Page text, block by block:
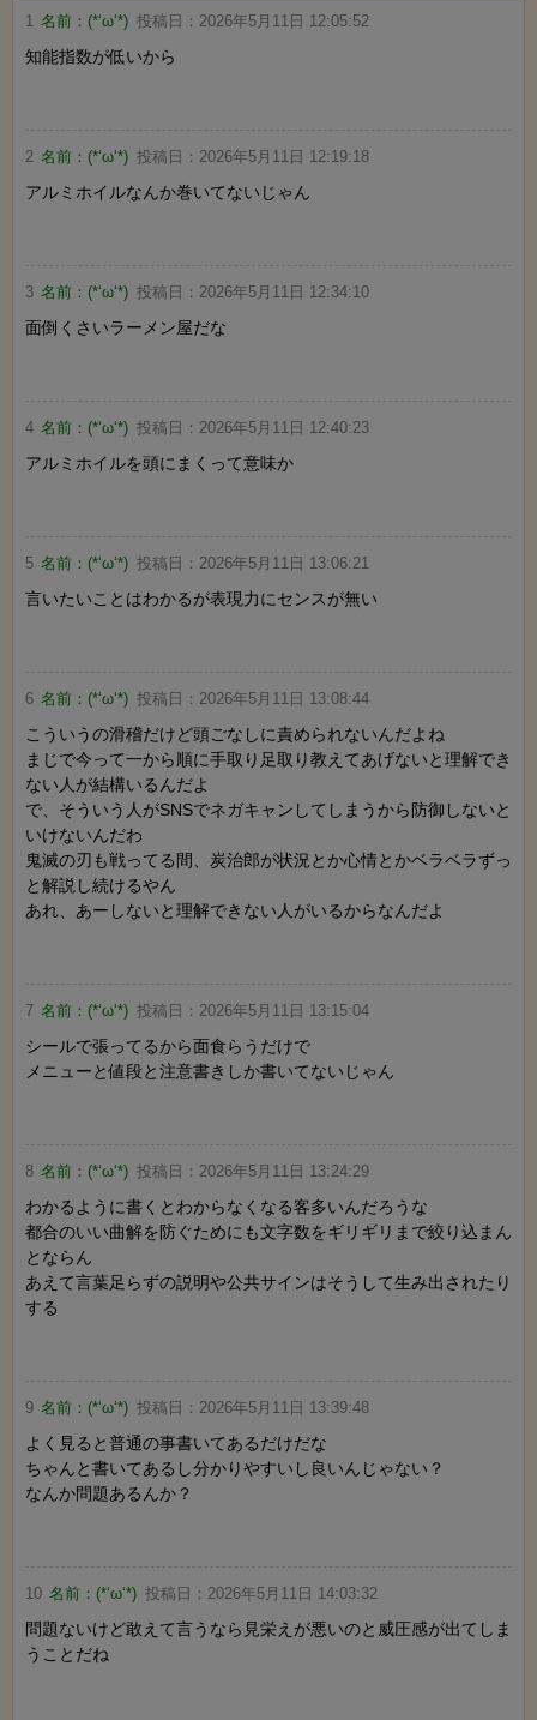
1 名前： (*‘ω‘*) 投稿日： 2026年5月11日 12:05:52
知能指数が低いから
2 名前： (*‘ω‘*) 投稿日： 2026年5月11日 12:19:18
アルミホイルなんか巻いてないじゃん
3 名前： (*‘ω‘*) 投稿日： 2026年5月11日 12:34:10
面倒くさいラーメン屋だな
4 名前： (*‘ω‘*) 投稿日： 2026年5月11日 12:40:23
アルミホイルを頭にまくって意味か
5 名前： (*‘ω‘*) 投稿日： 2026年5月11日 13:06:21
言いたいことはわかるが表現力にセンスが無い
6 名前： (*‘ω‘*) 投稿日： 2026年5月11日 13:08:44
こういうの滑稽だけど頭ごなしに責められないんだよね
まじで今って一から順に手取り足取り教えてあげないと理解でき
ない人が結構いるんだよ
で、そういう人がSNSでネガキャンしてしまうから防御しないと
いけないんだわ
鬼滅の刃も戦ってる間、炭治郎が状況とか心情とかベラベラずっ
と解説し続けるやん
あれ、あーしないと理解できない人がいるからなんだよ
7 名前： (*‘ω‘*) 投稿日： 2026年5月11日 13:15:04
シールで張ってるから面食らうだけで
メニューと値段と注意書きしか書いてないじゃん
8 名前： (*‘ω‘*) 投稿日： 2026年5月11日 13:24:29
わかるように書くとわからなくなる客多いんだろうな
都合のいい曲解を防ぐためにも文字数をギリギリまで絞り込まん
とならん
あえて言葉足らずの説明や公共サインはそうして生み出されたり
する
9 名前： (*‘ω‘*) 投稿日： 2026年5月11日 13:39:48
よく見ると普通の事書いてあるだけだな
ちゃんと書いてあるし分かりやすいし良いんじゃない？
なんか問題あるんか？
10 名前： (*‘ω‘*) 投稿日： 2026年5月11日 14:03:32
問題ないけど敢えて言うなら見栄えが悪いのと威圧感が出てしま
うことだね